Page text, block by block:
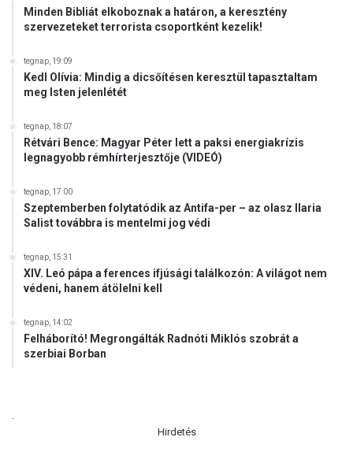
Minden Bibliát elkoboznak a határon, a keresztény
szervezeteket terrorista csoportként kezelik!
tegnap, 19:09
Kedl Olívia: Mindig a dicsőítésen keresztül tapasztaltam
meg Isten jelenlétét
tegnap, 18:07
Rétvári Bence: Magyar Péter lett a paksi energiakrízis
legnagyobb rémhírterjesztője (VIDEÓ)
tegnap, 17:00
Szeptemberben folytatódik az Antifa-per – az olasz Ilaria
Salist továbbra is mentelmi jog védi
tegnap, 15:31
XIV. Leó pápa a ferences ifjúsági találkozón: A világot nem
védeni, hanem átölelni kell
tegnap, 14:02
Felháborító! Megrongálták Radnóti Miklós szobrát a
szerbiai Borban
.
Hirdetés